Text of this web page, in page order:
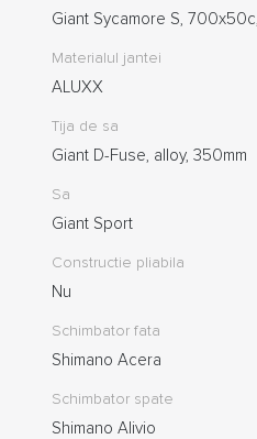
Giant Sycamore S,
Materialul jantei
ALUXX
Tija de sa
Giant D-Fuse, alloy, 350mm
Sa
Giant Sport
Constructie pliabila
Nu
Schimbator fata
Shimano Acera
Schimbator spate
Shimano Alivio